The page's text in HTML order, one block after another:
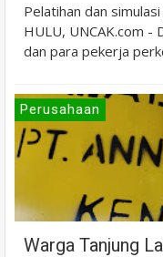
Pelatihan dan
HULU, UNCAK.com -
dan para pekerja
Perusahaan
Warga Tanjung